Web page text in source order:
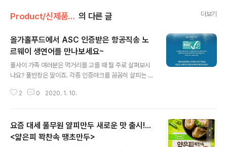
Product/신제품 인사드려요! 의 다른 글 더보기
올가홀푸드에서 ASC 인증받은 항공직송 노
르웨이 생연어를 만나보세요~
풀사이 가족 여러분은 먹거리를 고를 때 뭘 주로 살펴보시
나요? 풀반장은 말이죠. 각종 인증마크를 꼼꼼히 살피는 편
품이라는 뜻이니까요. 풀무원의 '동물복지' 인증을 받은 달
열의 LOHAS Fresh Market, 올가홀푸드에서 최근 출시
한 'ASC인증 노르웨이 생연어'는 말이죠. 제품명에 나와있
2 0 2020. 1. 10.
요즘 대세 풀무원 얄피만두 새로운 맛 출시!...
<얇은피 꽉찬속 땡초만두>